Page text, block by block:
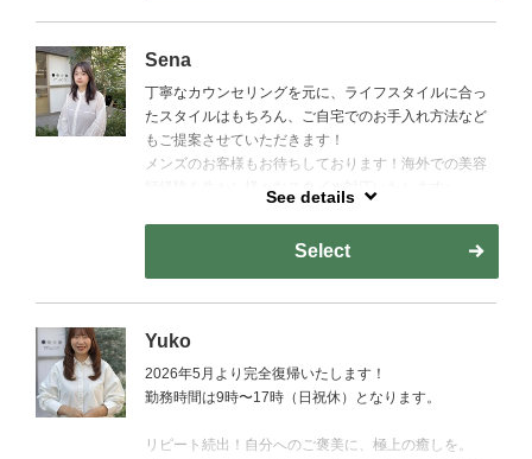
Sena
丁寧なカウンセリングを元に、ライフスタイルに合っ
たスタイルはもちろん、ご自宅でのお手入れ方法など
もご提案させていただきます！
メンズのお客様もお待ちしております！海外での美容
師経験を生かし様々なスタイル対応いたします♪
See details
Select
Yuko
2026年5月より完全復帰いたします！
勤務時間は9時〜17時（日祝休）となります。
リピート続出！自分へのご褒美に、極上の癒しを。